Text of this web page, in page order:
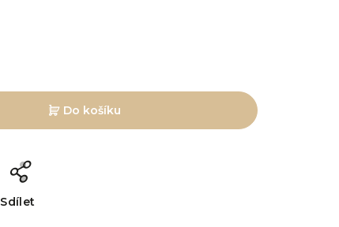
Do košíku
Sdílet